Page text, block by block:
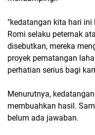
"kedatangan kita hari
Romi selaku peternak
disebutkan, mereka
proyek pematangan
perhatian serius bagi
Menurutnya,
membuahkan hasil.
belum ada jawaban.